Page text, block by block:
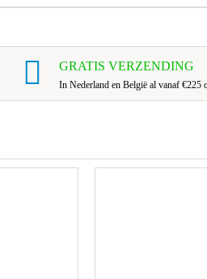
GRATIS VERZENDING
In Nederland en België al vanaf €225